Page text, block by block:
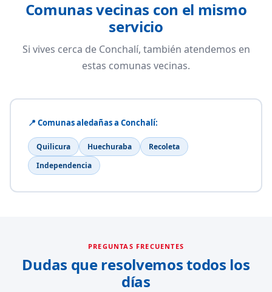
Comunas vecinas con el mismo
servicio
Si vives cerca de Conchalí, también atendemos en
estas comunas vecinas.
📍 Comunas aledañas a Conchalí:
Quilicura Huechuraba
Recoleta
Independencia
PREGUNTAS FRECUENTES
Dudas que resolvemos todos los
días